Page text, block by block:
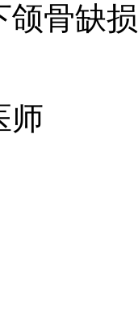
颌骨缺
师